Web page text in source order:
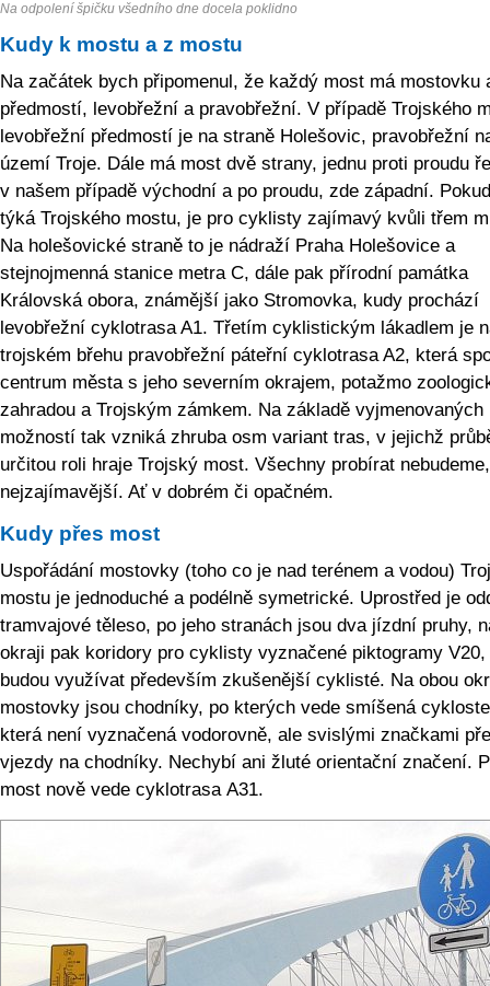
Na odpolení špičku všedního dne docela poklidno
Kudy k mostu a z mostu
Na začátek bych připomenul, že každý most má mostovku
předmostí, levobřežní a pravobřežní. V případě Trojského
levobřežní předmostí je na straně Holešovic, pravobřežní
území Troje. Dále má most dvě strany, jednu proti proudu
v našem případě východní a po proudu, zde západní.
týká Trojského mostu, je pro cyklisty zajímavý kvůli třem
Na holešovické straně to je nádraží Praha Holešovice a
stejnojmenná stanice metra C, dále pak přírodní památka
Královská obora, známější jako Stromovka, kudy prochází
levobřežní cyklotrasa A1. Třetím cyklistickým lákadlem je
trojském břehu pravobřežní páteřní cyklotrasa A2, která
centrum města s jeho severním okrajem, potažmo
zahradou a Trojským zámkem. Na základě vyjmenovaných
možností tak vzniká zhruba osm variant tras, v jejichž
určitou roli hraje Trojský most. Všechny probírat
nejzajímavější. Ať v dobrém či opačném.
Kudy přes most
Uspořádání mostovky (toho co je nad terénem a vodou)
mostu je jednoduché a podélně symetrické. Uprostřed je
tramvajové těleso, po jeho stranách jsou dva jízdní pruhy,
okraji pak koridory pro cyklisty vyznačené piktogramy
budou využívat především zkušenější cyklisté. Na obou
mostovky jsou chodníky, po kterých vede smíšená
která není vyznačená vodorovně, ale svislými značkami
vjezdy na chodníky. Nechybí ani žluté orientační značení.
most nově vede cyklotrasa A31.